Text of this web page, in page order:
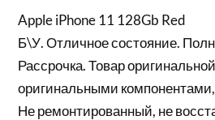
Apple iPhone 11 128Gb Red
Б\У. Отличное состояние.
Рассрочка. Товар
оригинальными
Не ремонтированный, не